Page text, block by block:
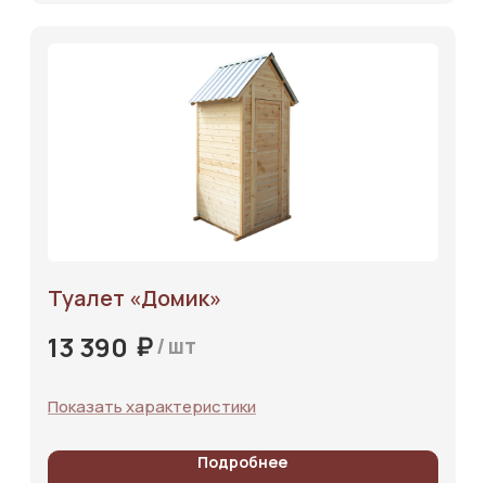
Туалет «‎Домик»‎
13 390 ₽/шт
Показать характеристики
Подробнее
2025 © Лесной торговый дом. г.Кемерово.
Вся представленная на сайте информация носит информационный
характер и не является офертой. Информация и изображения товаров
на сайте принадлежат ООО «Лесной торговый дом». Использование
конфиденциальности
Оставить заявку